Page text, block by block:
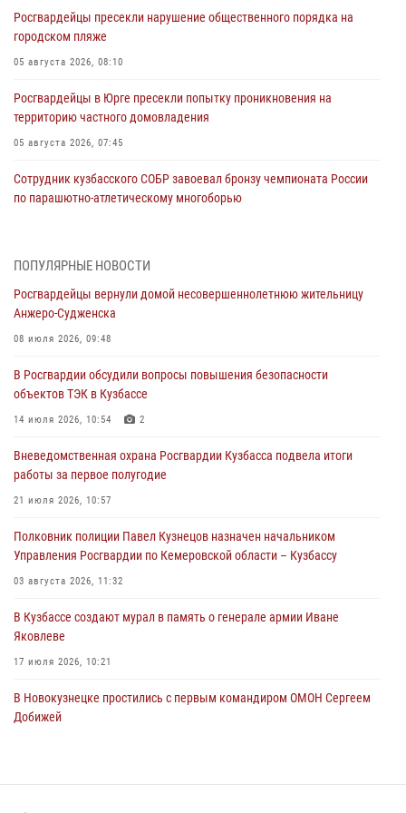
Росгвардейцы пресекли нарушение общественного порядка на
городском пляже
05 августа 2026, 08:10
Росгвардейцы в Юрге пресекли попытку проникновения на
территорию частного домовладения
05 августа 2026, 07:45
Сотрудник кузбасского СОБР завоевал бронзу чемпионата России
по парашютно-атлетическому многоборью
Кузбассовцы высоко оценили качество предоставления
04 августа 2026, 09:42
Росгвардейцы помогли разыскать троих юных путешественников из
04 августа 2026, 08:42
Росгвардейцы задержали нарушителя общественного порядка в
Кемеровские росгвардейцы пресекли попытку хищения товара
ПОПУЛЯРНЫЕ НОВОСТИ
Росгвардейцы вернули домой несовершеннолетнюю жительницу
Анжеро-Судженска
08 июля 2026, 09:48
В Росгвардии обсудили вопросы повышения безопасности
объектов ТЭК в Кузбассе
14 июля 2026, 10:54 2
Вневедомственная охрана Росгвардии Кузбасса подвела итоги
работы за первое полугодие
21 июля 2026, 10:57
Полковник полиции Павел Кузнецов назначен начальником
Управления Росгвардии по Кемеровской области – Кузбассу
03 августа 2026, 11:32
В Кузбассе создают мурал в память о генерале армии Иване
Яковлеве
17 июля 2026, 10:21
В Новокузнецке простились с первым командиром ОМОН Сергеем
Добижей